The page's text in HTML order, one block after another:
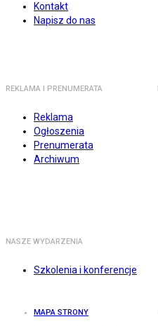
Kontakt
Napisz do nas
REKLAMA I PRENUMERATA
Reklama
Ogłoszenia
Prenumerata
Archiwum
NASZE WYDARZENIA
Szkolenia i konferencje
MAPA STRONY